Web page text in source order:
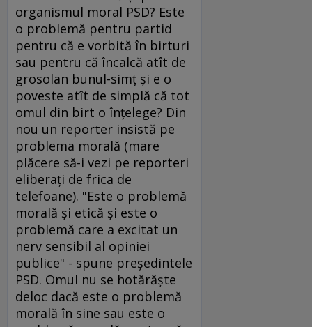
organismul moral PSD? Este
o problemă pentru partid
pentru că e vorbită în birturi
sau pentru că încalcă atît de
grosolan bunul-simţ şi e o
poveste atît de simplă că tot
omul din birt o înţelege? Din
nou un reporter insistă pe
problema morală (mare
plăcere să-i vezi pe reporteri
eliberaţi de frica de
telefoane). "Este o problemă
morală şi etică şi este o
problemă care a excitat un
nerv sensibil al opiniei
publice" - spune preşedintele
PSD. Omul nu se hotărăşte
deloc dacă este o problemă
morală în sine sau este o